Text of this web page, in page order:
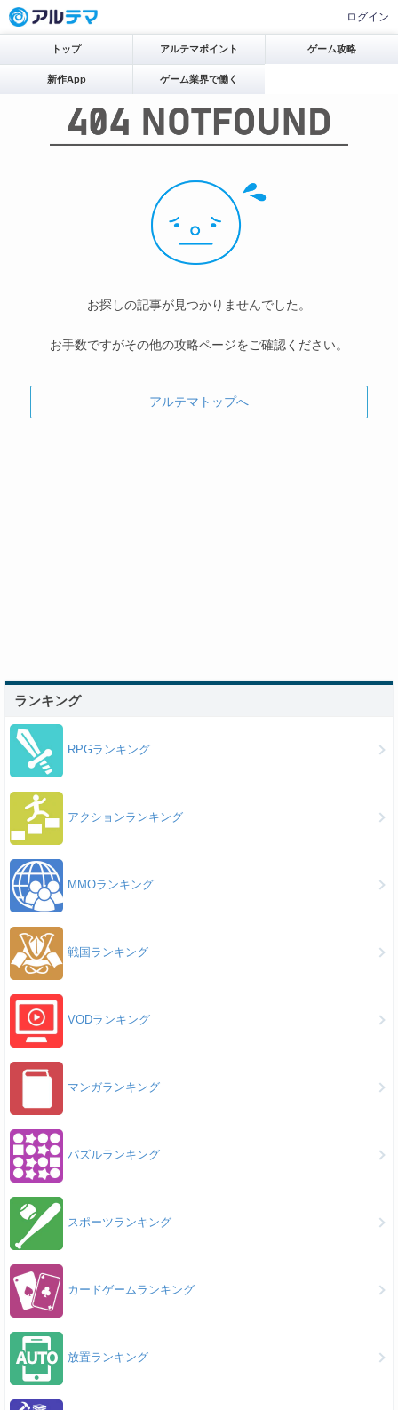
ログイン
トップ アルテマポイント ゲーム攻略
新作App ゲーム業界で働く
お探しの記事が見つかりませんでした。
お手数ですがその他の攻略ページをご確認ください。
アルテマトップへ
ランキング
RPGランキング
アクションランキング
MMOランキング
戦国ランキング
VODランキング
マンガランキング
パズルランキング
スポーツランキング
カードゲームランキング
放置ランキング